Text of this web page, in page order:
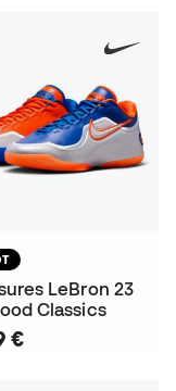
LeBron 23
Classics
€